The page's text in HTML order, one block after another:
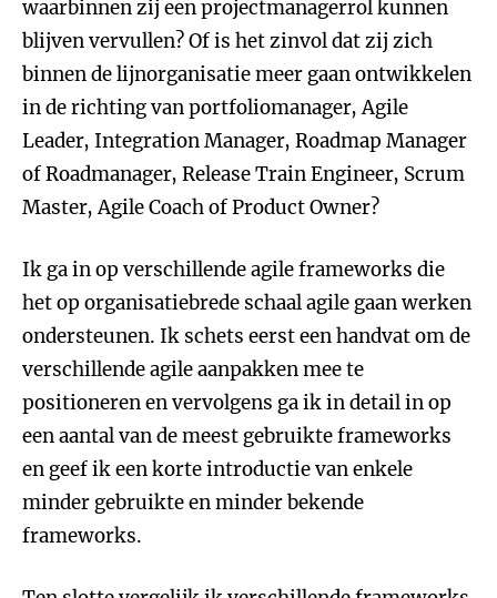
waarbinnen zij een projectmanagerrol kunnen
blijven vervullen? Of is het zinvol dat zij zich
binnen de lijnorganisatie meer gaan ontwikkelen
in de richting van portfoliomanager, Agile
Leader, Integration Manager, Roadmap Manager
of Roadmanager, Release Train Engineer, Scrum
Master, Agile Coach of Product Owner?
Ik ga in op verschillende agile frameworks die
het op organisatiebrede schaal agile gaan werken
ondersteunen. Ik schets eerst een handvat om de
verschillende agile aanpakken mee te
positioneren en vervolgens ga ik in detail in op
een aantal van de meest gebruikte frameworks
en geef ik een korte introductie van enkele
minder gebruikte en minder bekende
frameworks.